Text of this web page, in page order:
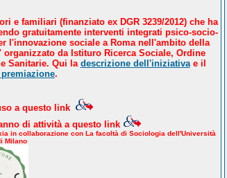
e familiari (finanziato ex DGR 3239/2012) che ha
gratuitamente interventi integrati psico-socio-
l'innovazione sociale a Roma nell'ambito della
da Istituro Ricerca Sociale, Ordine
Sanitarie. Qui ladescrizione dell'iniziativae il
.
a questo link
di attività a questo link
in collaborazione con La facoltà di Sociologia dell'Università
Milano